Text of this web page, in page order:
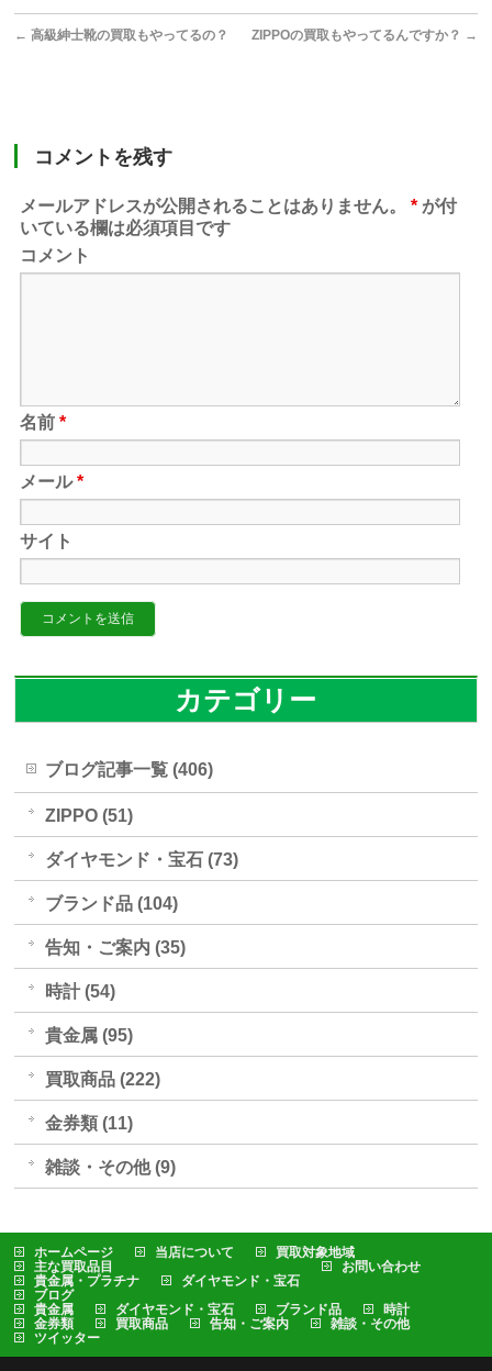
← 高級紳士靴の買取もやってるの？ ZIPPOの買取もやってるんですか？ →
コメントを残す
メールアドレスが公開されることはありません。 * が付
いている欄は必須項目です
コメント
名前*
メール*
サイト
カテゴリー
ブログ記事一覧 (406)
ZIPPO (51)
ダイヤモンド・宝石 (73)
ブランド品 (104)
告知・ご案内 (35)
時計 (54)
貴金属 (95)
買取商品 (222)
金券類 (11)
雑談・その他 (9)
ホームページ 当店について
買取対象地域
主な買取品目
貴金属・プラチナ
ダイヤモンド・宝石
お問い合わせ
ブログ
貴金属
ダイヤモンド・宝石 ブランド品
時計
金券類
買取商品 告知・ご案内
雑談・その他
ツイッター